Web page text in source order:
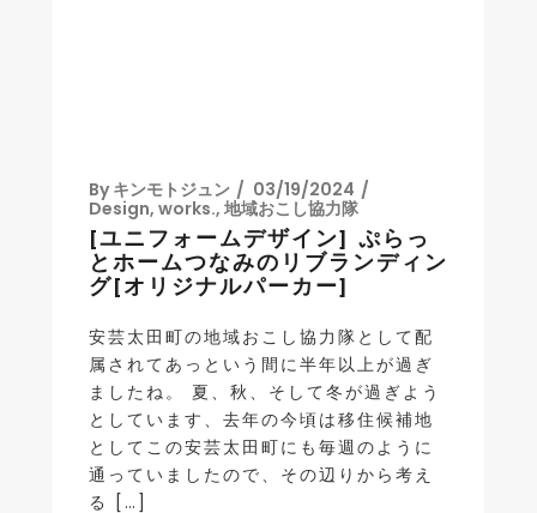
By キンモトジュン
03/19/2024
Design, works., 地域おこし協力隊
[ユニフォームデザイン] ぷらっ
とホームつなみのリブランディン
グ[オリジナルパーカー]
安芸太田町の地域おこし協力隊として配
属されてあっという間に半年以上が過ぎ
ましたね。 夏、秋、そして冬が過ぎよう
としています、去年の今頃は移住候補地
としてこの安芸太田町にも毎週のように
通っていましたので、その辺りから考え
る […]